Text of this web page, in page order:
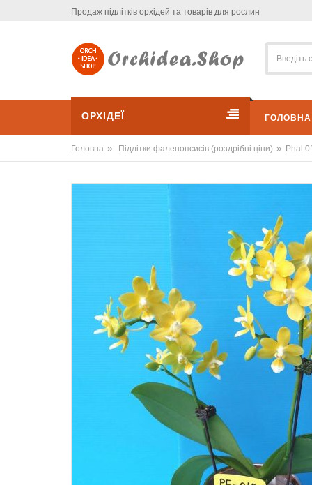
Продаж підлітків орхідей та товарів для рослин
ОРХІДЕЇ ГОЛОВНА
Головна » Підлітки фаленопсисів (роздрібні ціни) » Phal